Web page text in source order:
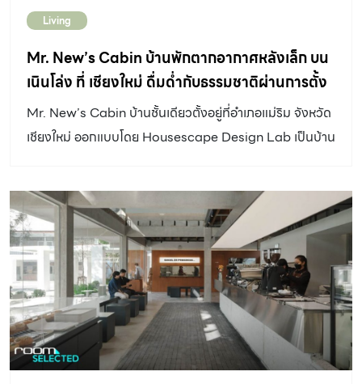
ความรู้สึกปิดกั้นแล้ว การออกแบบให้ธรรมชาติได้สอดแทรก
ด้วย โดยมีสกายไลท์ […]
หมู่เพื่อนฝูงพี่น้อง และเติบโตมากับทุ่งนา บ้านชั้นเดียว หลังนี้
จึงมีตัวตนของวิถีชนบทอยู่ภายใน คำว่า “ลาบ” ตามชื่อที่ใช้
เรียกบ้านหลังนี้ จึงเป็นคำที่มีความหมายสะท้อนนิยามของ
บ้านที่เป็นส่วนตัว พร้อมเปิดรับบรรยากาศเครือญาติแบบไทย
ๆ ไปพร้อมกัน ที่นี่จึงเปี่ยมไปด้วยความสุขของการใช้ชีวิต
(Joyful of Living) ที่มีความเป็นลูกผสม ระหว่างความสุข
ชาวเหนือ “ลาบ” เป็นมากกว่าอาหารประจำถิ่น แต่คือวิถีชีวิต
เป็นความสุขในการรวมตัวญาติพี่น้องที่นั่งขลุกตัวกันทำลาบ
บนพื้น ทั้งการนั่งยอง ๆ ลงมือสับเนื้อบนเขียงที่วางบนพื้น
และการนั่งล้างผัก รวมถึงการนั่งล้อมวงกินลาบกับข้าว
เหนียว […]
Living
Mr. New’s Cabin บ้านพักตากอากาศหลังเล็ก บน
เนินโล่ง ที่ เชียงใหม่ ดื่มด่ำกับธรรมชาติผ่านการตั้ง
อยู่ของตัวบ้าน
Mr. New’s Cabin บ้านชั้นเดียวตั้งอยู่ที่อำเภอแม่ริม จังหวัด
เชียงใหม่ ออกแบบโดย Housescape Design Lab เป็นบ้าน
เวลาสั้นๆ ซึ่งตั้งใจให้บ้านเชื่อมต่อกับธรรมชาติโดยรอบด้วย
การทำช่องเปิดรอบบ้าน และรับวิวน้ำหรือ Lake ที่อยู่หลังบ้าน
สร้างด้วยวัสดุเกือบทั้งหมดที่หาได้ง่ายในท้องถิ่น
DESIGNER DIRECTORYออกแบบ: Housescape
Design Lab ตั้งคำถามต่อสถาปัตยกรรมผ่านการออกแบบ
ข้อความที่สถาปนิกตั้งใจสื่อสารลงไปในบ้านหลังนี้ คือ การ
ออกแบบรูปทรงคล้ายหินจริง แต่สร้างด้วยวัสดุคอนกรีต